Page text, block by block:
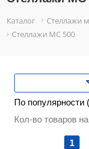
Каталог Стеллажи
Стеллажи МС 500
По популярности
Кол-во товаров
1